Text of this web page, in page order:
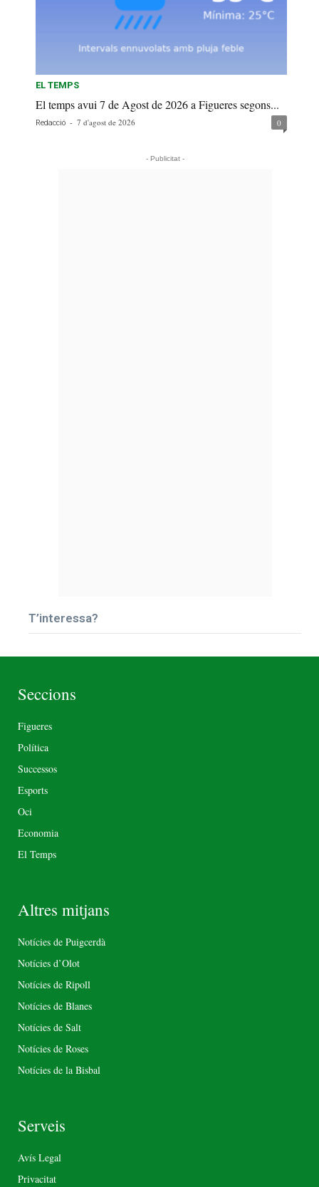
EL TEMPS
El temps avui 7 de Agost de 2026 a Figueres segons...
Redacció - 7 d'agost de 2026 0
- Publicitat -
T’interessa?
Seccions
Figueres
Política
Successos
Esports
Oci
Economia
El Temps
Altres mitjans
Notícies de Puigcerdà
Notícies d’Olot
Notícies de Ripoll
Notícies de Blanes
Notícies de Salt
Notícies de Roses
Notícies de la Bisbal
Serveis
Avís Legal
Privacitat